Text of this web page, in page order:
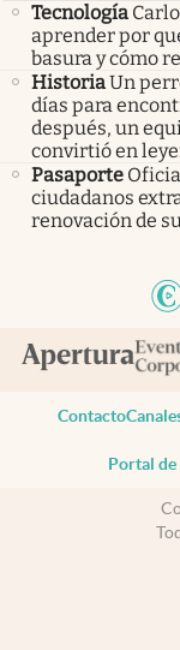
Tecnología
aprender por
basura y cómo
HistoriaUn
días para
después, un
convirtió en
Pasaporte
ciudadanos
renovación de
Contacto
Portal de